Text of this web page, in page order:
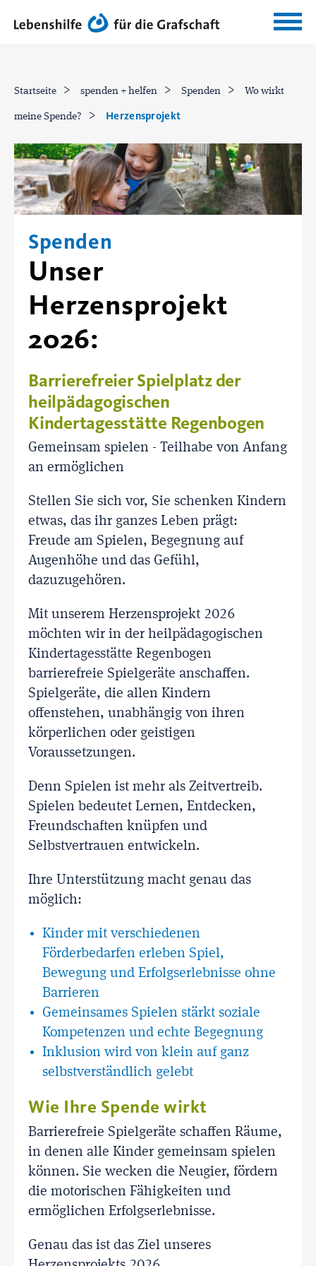
Startseite spenden + helfen Spenden Wo wirkt
meine Spende? Herzensprojekt
Unser
Herzensprojekt
2026:
Spenden
Barrierefreier Spielplatz der
heilpädagogischen
Kindertagesstätte Regenbogen
Gemeinsam spielen - Teilhabe von Anfang
an ermöglichen
Stellen Sie sich vor, Sie schenken Kindern
etwas, das ihr ganzes Leben prägt:
Freude am Spielen, Begegnung auf
Augenhöhe und das Gefühl,
dazuzugehören.
Mit unserem Herzensprojekt 2026
möchten wir in der heilpädagogischen
Kindertagesstätte Regenbogen
barrierefreie Spielgeräte anschaffen.
Spielgeräte, die allen Kindern
offenstehen, unabhängig von ihren
körperlichen oder geistigen
Voraussetzungen.
Denn Spielen ist mehr als Zeitvertreib.
Spielen bedeutet Lernen, Entdecken,
Freundschaften knüpfen und
Selbstvertrauen entwickeln.
Ihre Unterstützung macht genau das
möglich:
Kinder mit verschiedenen
Förderbedarfen erleben Spiel,
Bewegung und Erfolgserlebnisse ohne
Barrieren
Gemeinsames Spielen stärkt soziale
Kompetenzen und echte Begegnung
Inklusion wird von klein auf ganz
selbstverständlich gelebt
Wie Ihre Spende wirkt
Barrierefreie Spielgeräte schaffen Räume,
in denen alle Kinder gemeinsam spielen
können. Sie wecken die Neugier, fördern
die motorischen Fähigkeiten und
ermöglichen Erfolgserlebnisse.
Genau das ist das Ziel unseres